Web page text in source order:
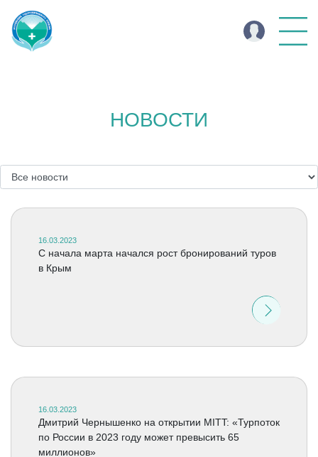
НОВОСТИ
16.03.2023
С начала марта начался рост бронирований туров
в Крым
16.03.2023
Дмитрий Чернышенко на открытии MITT: «Турпоток
по России в 2023 году может превысить 65
миллионов»